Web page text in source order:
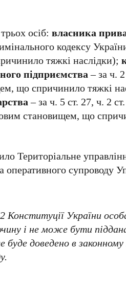
осіб:власника
кодексу
тяжкі наслідки);
підприємства– за ч.
що спричинило тяжкі
– за ч. 5 ст. 27, ч. 2
становищем, що
Територіальне
оперативного супроводу
Конституції України
і не може бути
доведено в законному